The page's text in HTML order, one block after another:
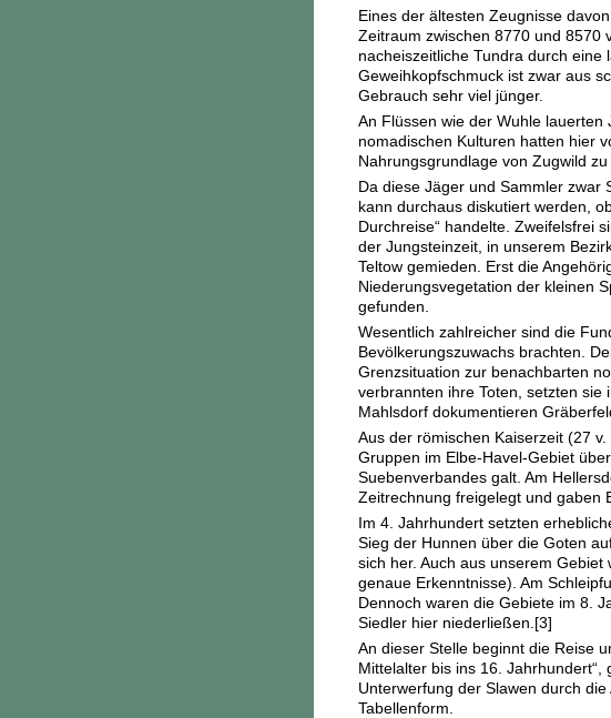
Eines der ältesten Zeugnisse
Zeitraum zwischen 8770 und 8570
nacheiszeitliche Tundra durch eine
Geweihkopfschmuck ist zwar aus
Gebrauch sehr viel jünger.
An Flüssen wie der Wuhle
nomadischen Kulturen hatten hier
Nahrungsgrundlage von Zugwild
Da diese Jäger und Sammler zwar
kann durchaus diskutiert werden,
Durchreise“ handelte. Zweifelsfrei
der Jungsteinzeit, in unserem
Teltow gemieden. Erst die
Niederungsvegetation der kleinen
gefunden.
Wesentlich zahlreicher sind die
Bevölkerungszuwachs brachten.
Grenzsituation zur benachbarten
verbrannten ihre Toten, setzten
Mahlsdorf dokumentieren
Aus der römischen Kaiserzeit (27
Gruppen im Elbe-Havel-Gebiet
Suebenverbandes galt. Am
Zeitrechnung freigelegt und gaben
Im 4. Jahrhundert setzten
Sieg der Hunnen über die Goten
sich her. Auch aus unserem
genaue Erkenntnisse). Am
Dennoch waren die Gebiete im 8.
Siedler hier niederließen. [3]
An dieser Stelle beginnt die Reise
Mittelalter bis ins 16.
Unterwerfung der Slawen durch
Tabellenform.